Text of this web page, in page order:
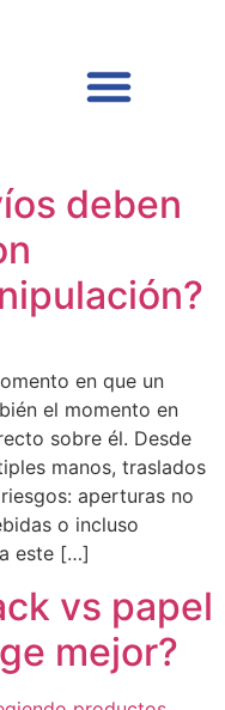
deben
en que un
el momento en
sobre él. Desde
manos, traslados
aperturas no
o incluso
este […]
vs papel
mejor?